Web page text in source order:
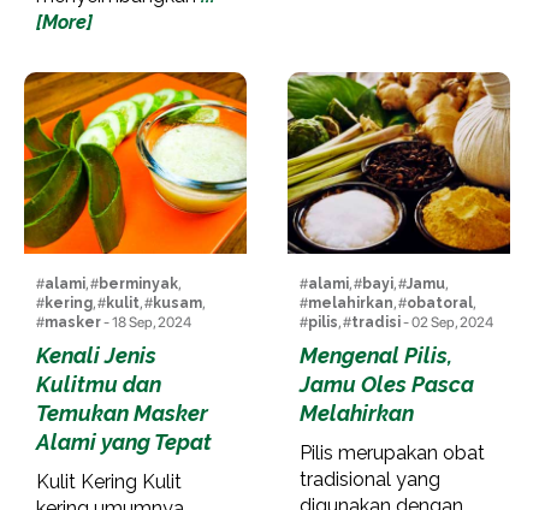
[More]
#alami, #berminyak,
#kering, #kulit, #kusam,
#masker- 18 Sep, 2024
Kenali Jenis
Kulitmu dan
Temukan Masker
Alami yang Tepat
Kulit Kering Kulit
#alami, #bayi, #Jamu,
#melahirkan, #obatoral,
#pilis, #tradisi- 02 Sep, 2024
Mengenal Pilis,
Jamu Oles Pasca
Melahirkan
Pilis merupakan obat
tradisional yang